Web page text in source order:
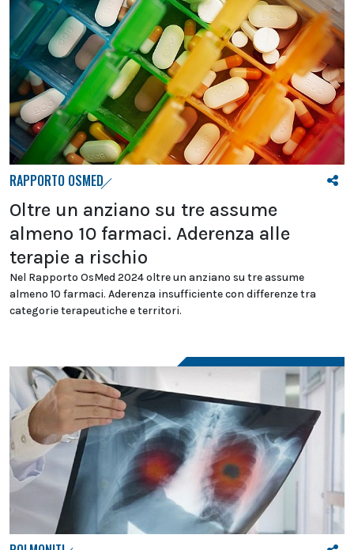
RAPPORTO OSMED
Oltre un anziano su tre assume
almeno 10 farmaci. Aderenza alle
terapie a rischio
Nel Rapporto OsMed 2024 oltre un anziano su tre assume
almeno 10 farmaci. Aderenza insufficiente con differenze tra
categorie terapeutiche e territori.